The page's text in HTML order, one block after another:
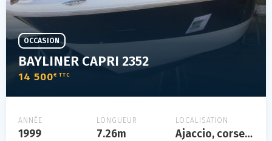
BAYLINER CAPRI 2352
14 500€ TTC
OCCASION
ANNÉE
1999
LONGUEUR
7.26m
LOCALISATION
Ajaccio, corse, france